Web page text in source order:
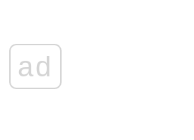
ad